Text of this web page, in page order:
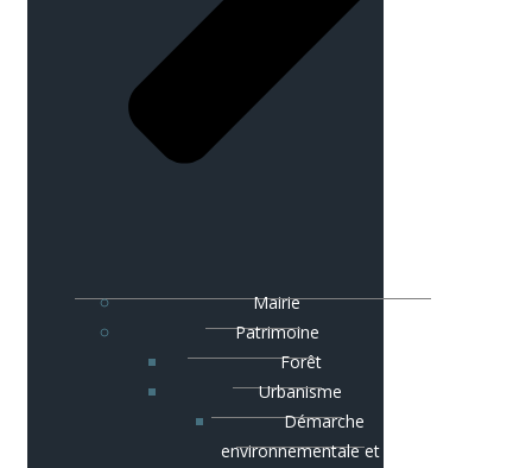
Mairie
Patrimoine
Forêt
Urbanisme
Démarche
environnementale et